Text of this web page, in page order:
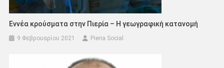
Εννέα κρούσματα στην Πιερία – Η γεωγραφική κατανομή
9 Φεβρουαρίου 2021 Pieria Social